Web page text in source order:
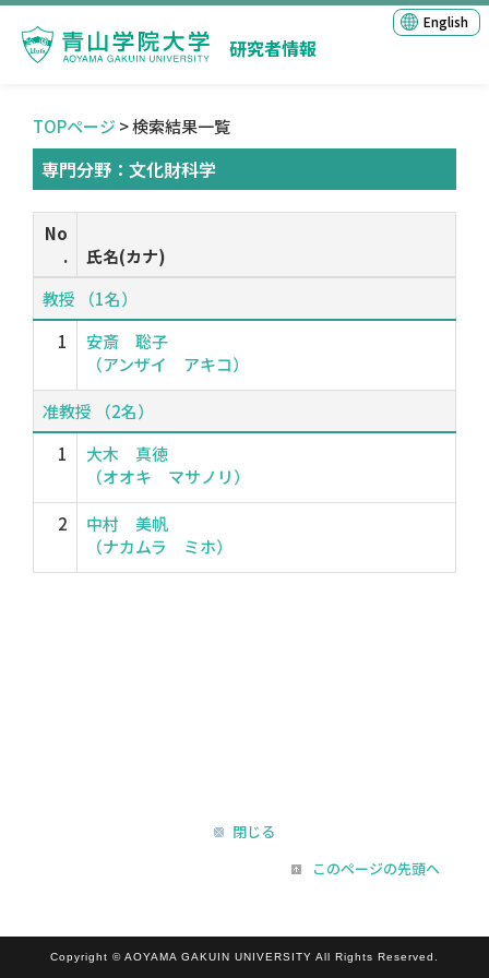
研究者情報
English
TOPページ > 検索結果一覧
専門分野：文化財科学
No
.
氏名(カナ)
教授 （1名）
1
安斎 聡子
（アンザイ アキコ）
准教授 （2名）
1
大木 真徳
（オオキ マサノリ）
2
中村 美帆
（ナカムラ ミホ）
閉じる
このページの先頭へ
Copyright © AOYAMA GAKUIN UNIVERSITY All Rights Reserved.